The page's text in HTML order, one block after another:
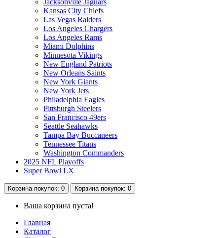
Kansas City Chiefs
Las Vegas Raiders
Los Angeles Chargers
Los Angeles Rams
Miami Dolphins
Minnesota Vikings
New England Patriots
New Orleans Saints
New York Giants
New York Jets
Philadelphia Eagles
Pittsburgh Steelers
San Francisco 49ers
Seattle Seahawks
Tampa Bay Buccaneers
Tennessee Titans
Washington Commanders
2025 NFL Playoffs
Super Bowl LX
Корзина покупок: 0 Корзина покупок: 0
Ваша корзина пуста!
Главная
Каталог